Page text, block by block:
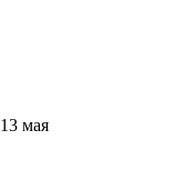
13 мая